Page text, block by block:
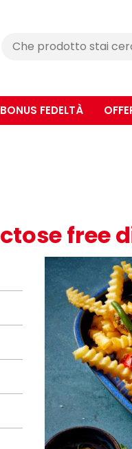
Cerca
BONUS FEDELTÀ
free